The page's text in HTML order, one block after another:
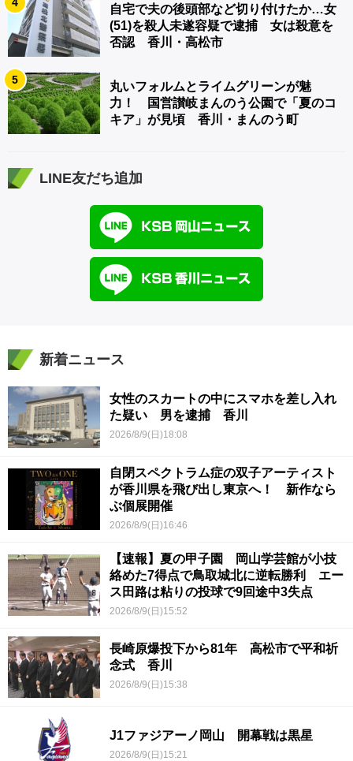
自宅で夫の後頭部など切り付けたか…女
(51)を殺人未遂容疑で逮捕 女は殺意を
否認 香川・高松市
5
丸いフォルムとライムグリーンが魅
力！ 国営讃岐まんのう公園で「夏のコ
キア」が見頃 香川・まんのう町
LINE友だち追加
新着ニュース
女性のスカートの中にスマホを差し入れ
た疑い 男を逮捕 香川
2026/8/9(日)18:08
自閉スペクトラム症の双子アーティスト
が香川県を飛び出し東京へ！ 新作なら
ぶ個展開催
2026/8/9(日)16:46
【速報】夏の甲子園 岡山学芸館が小技
絡めた7得点で鳥取城北に逆転勝利 エー
ス田路は粘りの投球で9回途中3失点
2026/8/9(日)15:52
長崎原爆投下から81年 高松市で平和祈
念式 香川
2026/8/9(日)15:38
J1ファジアーノ岡山 開幕戦は黒星
2026/8/9(日)15:21